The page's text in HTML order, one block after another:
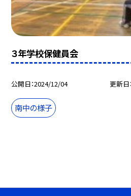
３年学校保健員会
公開日 2024/12/04 更新日
南中の様子